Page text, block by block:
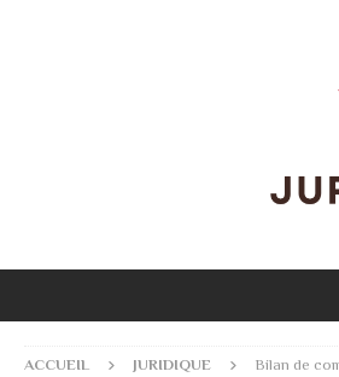
ACCUEIL JURIDIQUE
Bilan de